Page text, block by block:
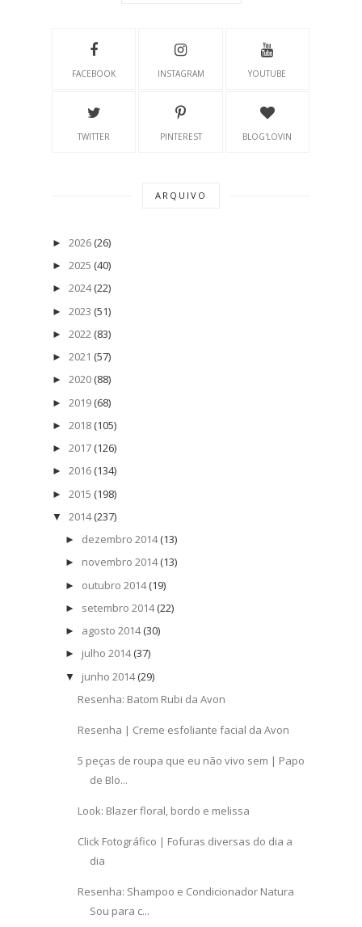
FACEBOOK INSTAGRAM YOUTUBE
TWITTER PINTEREST BLOG'LOVIN
ARQUIVO
► 2026 (26)
► 2025 (40)
► 2024 (22)
► 2023 (51)
► 2022 (83)
► 2021 (57)
► 2020 (88)
► 2019 (68)
► 2018 (105)
► 2017 (126)
► 2016 (134)
► 2015 (198)
▼ 2014 (237)
► dezembro 2014 (13)
► novembro 2014 (13)
► outubro 2014 (19)
► setembro 2014 (22)
► agosto 2014 (30)
► julho 2014 (37)
▼ junho 2014 (29)
Resenha: Batom Rubi da Avon
Resenha | Creme esfoliante facial da Avon
5 peças de roupa que eu não vivo sem | Papo
de Blo...
Look: Blazer floral, bordo e melissa
Click Fotográfico | Fofuras diversas do dia a
dia
Resenha: Shampoo e Condicionador Natura
Sou para c...